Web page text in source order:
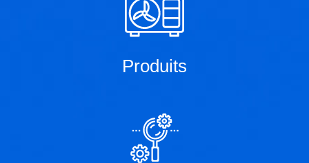
Produits